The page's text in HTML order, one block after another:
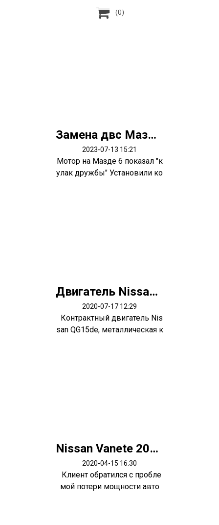
 (0)
Замена двс Мазда 6
2023-07-13 15:21
Мотор на Мазде 6 показал "к
улак дружбы" Установили ко
Двигатель Nissan QG15de
2020-07-17 12:29
Контрактный двигатель Nis
san QG15de, металлическая к
Nissan Vanete 2003 мотор R2
2020-04-15 16:30
Клиент обратился с пробле
мой потери мощности авто